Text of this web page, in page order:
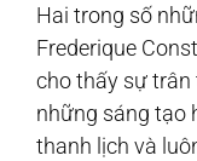
Hai trong số
Frederique
cho thấy sự
những sáng tạo
thanh lịch và